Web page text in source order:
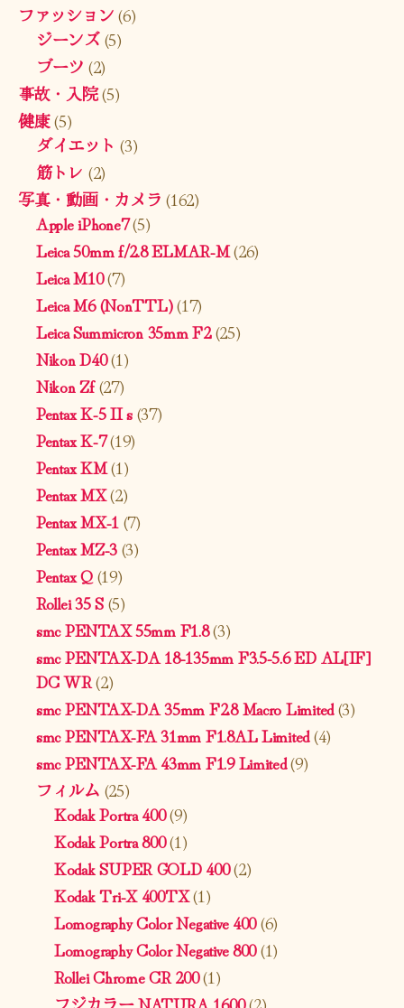
ファッション(6)
ジーンズ(5)
ブーツ (2)
事故・入院(5)
健康(5)
ダイエット (3)
筋トレ (2)
写真・動画・カメラ (162)
Apple iPhone7(5)
Leica 50mm f/2.8 ELMAR-M(26)
Leica M10(7)
Leica M6 (NonTTL)(17)
Leica Summicron 35mm F2(25)
Nikon D40(1)
Nikon Zf(27)
Pentax K-5 II s(37)
Pentax K-7(19)
Pentax KM(1)
Pentax MX(2)
Pentax MX-1 (7)
Pentax MZ-3(3)
Pentax Q(19)
Rollei 35 S(5)
smc PENTAX 55mm F1.8(3)
smc PENTAX-DA 18-135mm F3.5-5.6 ED AL[IF]
DC WR(2)
smc PENTAX-DA 35mm F2.8 Macro Limited(3)
smc PENTAX-FA 31mm F1.8AL Limited(4)
smc PENTAX-FA 43mm F1.9 Limited(9)
フィルム (25)
Kodak Portra 400(9)
Kodak Portra 800(1)
Kodak SUPER GOLD 400(2)
Kodak Tri-X 400TX(1)
Lomography Color Negative 400(6)
Lomography Color Negative 800(1)
Rollei Chrome CR 200(1)
フジカラー NATURA 1600(2)